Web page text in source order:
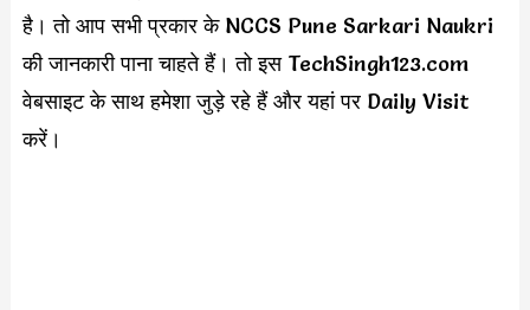
है। तो आप सभी प्रकार के NCCS Pune Sarkari Naukri
की जानकारी पाना चाहते हैं। तो इस TechSingh123.com
वेबसाइट के साथ हमेशा जुड़े रहे हैं और यहां पर Daily Visit
करें।